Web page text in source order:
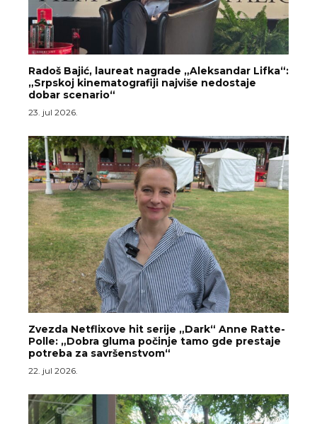
Radoš Bajić, laureat nagrade „Aleksandar Lifka“:
„Srpskoj kinematografiji najviše nedostaje
dobar scenario“
23. jul 2026.
Zvezda Netflixove hit serije „Dark“ Anne Ratte-
Polle: „Dobra gluma počinje tamo gde prestaje
potreba za savršenstvom“
22. jul 2026.